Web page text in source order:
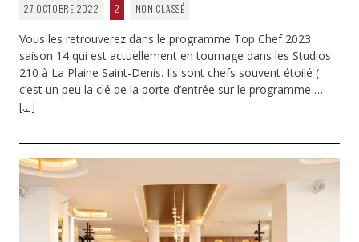
27 OCTOBRE 2022 2 NON CLASSÉ
Vous les retrouverez dans le programme Top Chef 2023
saison 14 qui est actuellement en tournage dans les Studios
210 à La Plaine Saint-Denis. Ils sont chefs souvent étoilé (
c’est un peu la clé de la porte d’entrée sur le programme …
[…]